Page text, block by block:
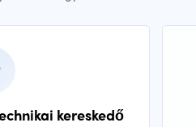
kereskedő